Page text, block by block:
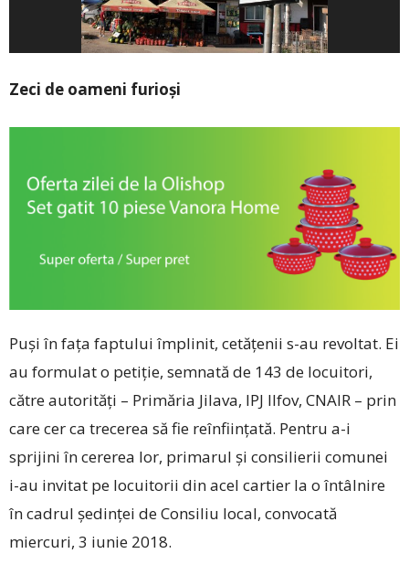
Zeci de oameni furioși
Puși în fața faptului împlinit, cetățenii s-au revoltat. Ei
au formulat o petiție, semnată de 143 de locuitori,
către autorități – Primăria Jilava, IPJ Ilfov, CNAIR – prin
care cer ca trecerea să fie reînființată. Pentru a-i
sprijini în cererea lor, primarul și consilierii comunei
i-au invitat pe locuitorii din acel cartier la o întâlnire
în cadrul ședinței de Consiliu local, convocată
miercuri, 3 iunie 2018.